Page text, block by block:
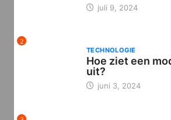
juli 9, 2024
2
TECHNOLOGIE
Hoe ziet een
uit?
juni 3, 2024